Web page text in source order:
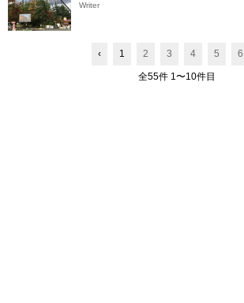
Writer
‹ 1 2 3 4 5 6
全55件 1〜10件目